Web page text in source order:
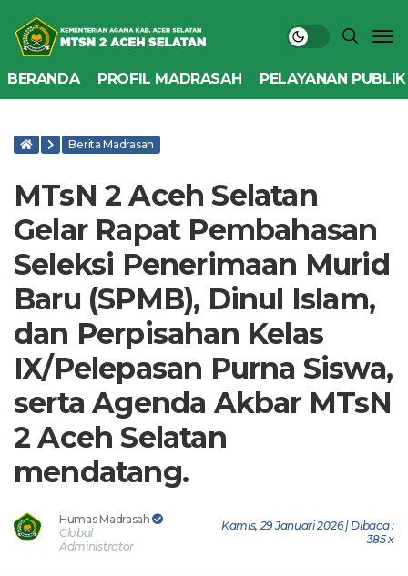
BERANDA PROFIL MADRASAH PELAYANAN PUBLIK
Berita Madrasah
MTsN 2 Aceh Selatan
Gelar Rapat Pembahasan
Seleksi Penerimaan Murid
Baru (SPMB), Dinul Islam,
dan Perpisahan Kelas
IX/Pelepasan Purna Siswa,
serta Agenda Akbar MTsN
2 Aceh Selatan
mendatang.
Humas Madrasah
Global
Administrator
Kamis, 29 Januari 2026 | Dibaca :
385 x